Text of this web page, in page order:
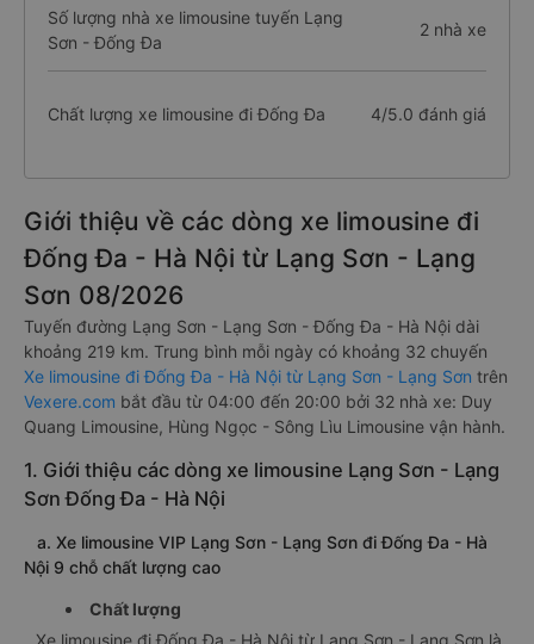
Số lượng nhà xe limousine tuyến Lạng
Sơn - Đống Đa
2 nhà xe
Chất lượng xe limousine đi Đống Đa 4/5.0 đánh giá
Giới thiệu về các dòng xe limousine đi
Đống Đa - Hà Nội từ Lạng Sơn - Lạng
Sơn 08/2026
Tuyến đường Lạng Sơn - Lạng Sơn - Đống Đa - Hà Nội dài
khoảng 219 km. Trung bình mỗi ngày có khoảng 32 chuyến
Xe limousine đi Đống Đa - Hà Nội từ Lạng Sơn - Lạng Sơn trên
Vexere.com bắt đầu từ 04:00 đến 20:00 bởi 32 nhà xe: Duy
Quang Limousine, Hùng Ngọc - Sông Lìu Limousine vận hành.
1. Giới thiệu các dòng xe limousine Lạng Sơn - Lạng
Sơn Đống Đa - Hà Nội
a. Xe limousine VIP Lạng Sơn - Lạng Sơn đi Đống Đa - Hà
Nội 9 chỗ chất lượng cao
Chất lượng
Xe limousine đi Đống Đa - Hà Nội từ Lạng Sơn - Lạng Sơn là